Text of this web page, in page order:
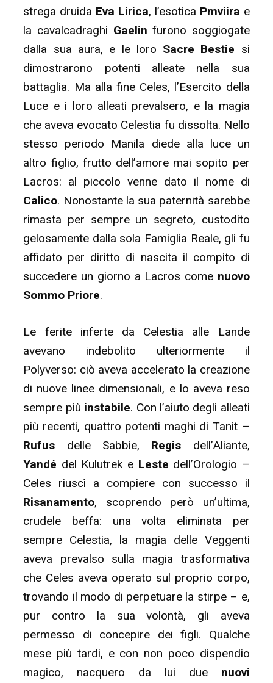
strega druida Eva Lirica, l’esotica Pmviira e
la cavalcadraghi Gaelin furono soggiogate
dalla sua aura, e le loro Sacre Bestie si
dimostrarono potenti alleate nella sua
battaglia. Ma alla fine Celes, l’Esercito della
Luce e i loro alleati prevalsero, e la magia
che aveva evocato Celestia fu dissolta. Nello
stesso periodo Manila diede alla luce un
altro figlio, frutto dell’amore mai sopito per
Lacros: al piccolo venne dato il nome di
Calico. Nonostante la sua paternità sarebbe
rimasta per sempre un segreto, custodito
gelosamente dalla sola Famiglia Reale, gli fu
affidato per diritto di nascita il compito di
succedere un giorno a Lacros come nuovo
Sommo Priore.
Le ferite inferte da Celestia alle Lande
avevano indebolito ulteriormente il
Polyverso: ciò aveva accelerato la creazione
di nuove linee dimensionali, e lo aveva reso
sempre più instabile. Con l’aiuto degli alleati
più recenti, quattro potenti maghi di Tanit –
Rufus delle Sabbie, Regis dell’Aliante,
Yandé del Kulutrek e Leste dell’Orologio –
Celes riuscì a compiere con successo il
Risanamento, scoprendo però un’ultima,
crudele beffa: una volta eliminata per
sempre Celestia, la magia delle Veggenti
aveva prevalso sulla magia trasformativa
che Celes aveva operato sul proprio corpo,
trovando il modo di perpetuare la stirpe – e,
pur contro la sua volontà, gli aveva
permesso di concepire dei figli. Qualche
mese più tardi, e con non poco dispendio
magico, nacquero da lui due nuovi